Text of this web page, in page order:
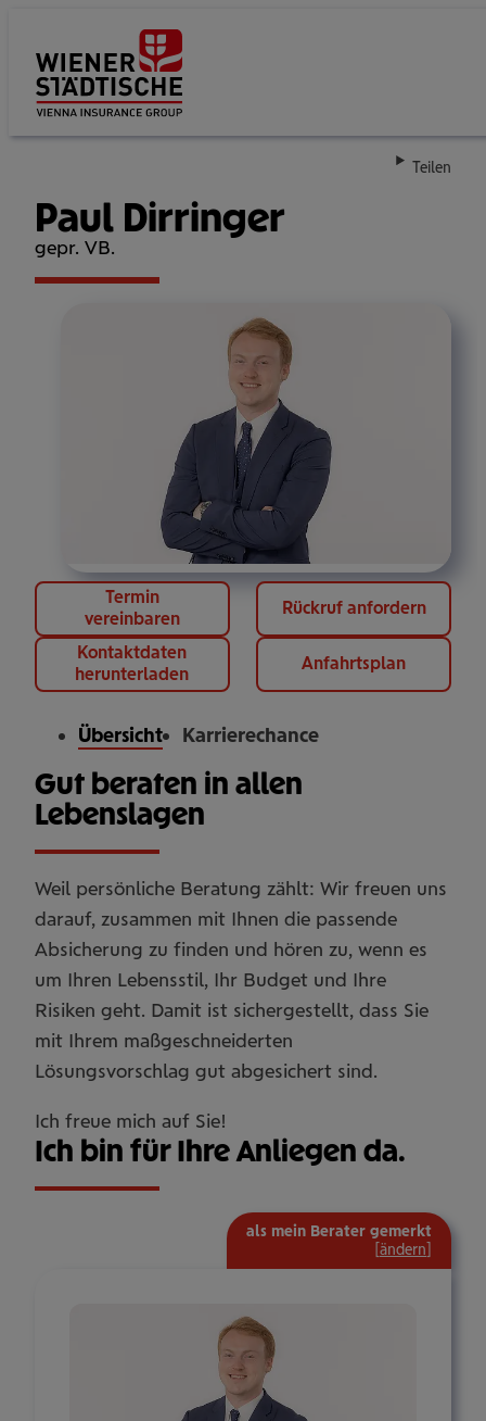
Teilen
Paul Dirringer
gepr. VB.
Termin
vereinbaren
Rückruf anfordern
Kontaktdaten
herunterladen
Anfahrtsplan
Übersicht Karrierechance
Gut beraten in allen
Lebenslagen
Weil persönliche Beratung zählt: Wir freuen uns
darauf, zusammen mit Ihnen die passende
Absicherung zu finden und hören zu, wenn es
um Ihren Lebensstil, Ihr Budget und Ihre
Risiken geht. Damit ist sichergestellt, dass Sie
mit Ihrem maßgeschneiderten
Lösungsvorschlag gut abgesichert sind.
Ich freue mich auf Sie!
Ich bin für Ihre Anliegen da.
als mein Berater gemerkt
ändern